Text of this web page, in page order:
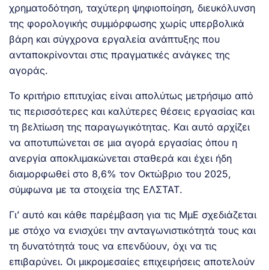
χρηματοδότηση, ταχύτερη ψηφιοποίηση, διευκόλυνση
της φορολογικής συμμόρφωσης χωρίς υπερβολικά
βάρη και σύγχρονα εργαλεία ανάπτυξης που
ανταποκρίνονται στις πραγματικές ανάγκες της
αγοράς.
Το κριτήριο επιτυχίας είναι απολύτως μετρήσιμο από
τις περισσότερες και καλύτερες θέσεις εργασίας και
τη βελτίωση της παραγωγικότητας. Και αυτό αρχίζει
να αποτυπώνεται σε μια αγορά εργασίας όπου η
ανεργία αποκλιμακώνεται σταθερά και έχει ήδη
διαμορφωθεί στο 8,6% τον Οκτώβριο του 2025,
σύμφωνα με τα στοιχεία της ΕΛΣΤΑΤ.
Γι’ αυτό και κάθε παρέμβαση για τις ΜμΕ σχεδιάζεται
με στόχο να ενισχύει την ανταγωνιστικότητά τους και
τη δυνατότητά τους να επενδύουν, όχι να τις
επιβαρύνει. Οι μικρομεσαίες επιχειρήσεις αποτελούν